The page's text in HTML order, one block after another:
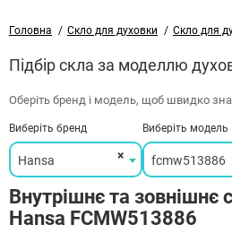
Головна Скло для духовки Скло для
Підбір скла за моделлю
Оберіть бренд і модель, щоб швидко
Виберіть бренд
×
Hansa
Виберіть модель
fcmw513886
Внутрішнє та зовнішнє
Hansa FCMW513886